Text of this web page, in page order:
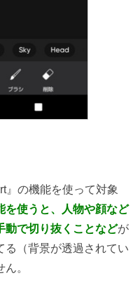
』の機能を使って対象
を使うと、人物や顔など
動で切り抜くことなどが
る（背景が透過されてい
。